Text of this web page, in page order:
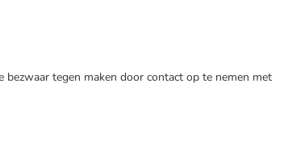
tegen maken door contact op te nemen met